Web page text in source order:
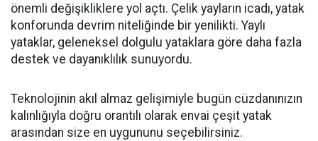
önemli değişikliklere yol açtı. Çelik yayların icadı, yatak
konforunda devrim niteliğinde bir yenilikti. Yaylı
yataklar, geleneksel dolgulu yataklara göre daha fazla
destek ve dayanıklılık sunuyordu.
Teknolojinin akıl almaz gelişimiyle bugün cüzdanınızın
kalınlığıyla doğru orantılı olarak envai çeşit yatak
arasından size en uygununu seçebilirsiniz.